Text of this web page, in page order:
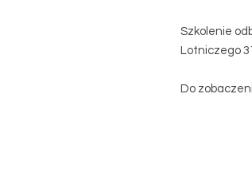
Szkolenie
Lotniczego
Do